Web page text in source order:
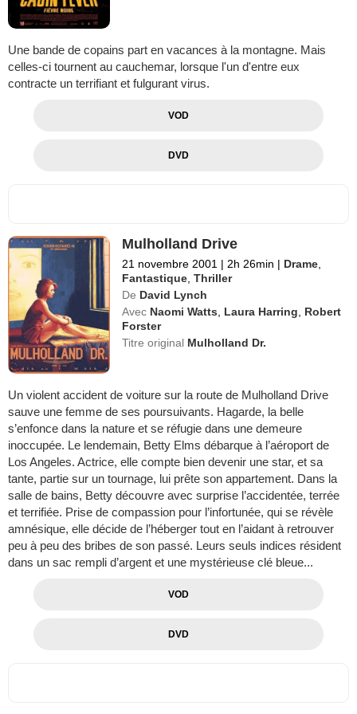
Une bande de copains part en vacances à la montagne. Mais
celles-ci tournent au cauchemar, lorsque l'un d'entre eux
contracte un terrifiant et fulgurant virus.
VOD
DVD
Mulholland Drive
21 novembre 2001 | 2h 26min | Drame
Fantastique ,Thriller
De David Lynch
Avec Naomi Watts Laura Harring
Robert
Forster
Titre original Mulholland Dr.
Un violent accident de voiture sur la route de Mulholland Drive
sauve une femme de ses poursuivants. Hagarde, la belle
s’enfonce dans la nature et se réfugie dans une demeure
inoccupée. Le lendemain, Betty Elms débarque à l’aéroport de
Los Angeles. Actrice, elle compte bien devenir une star, et sa
tante, partie sur un tournage, lui prête son appartement. Dans la
salle de bains, Betty découvre avec surprise l’accidentée, terrée
et terrifiée. Prise de compassion pour l’infortunée, qui se révèle
amnésique, elle décide de l’héberger tout en l’aidant à retrouver
peu à peu des bribes de son passé. Leurs seuls indices résident
dans un sac rempli d’argent et une mystérieuse clé bleue...
VOD
DVD